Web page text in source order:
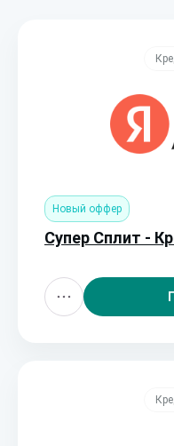
Новый оффер
Супер Сплит -